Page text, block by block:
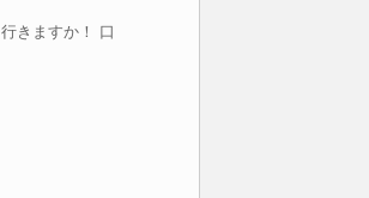
きますか！ 口